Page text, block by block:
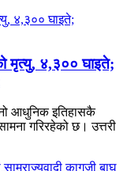
मृत्यु, ४,३०० घाइते;
आधुनिक इतिहासकै
गरिरहेको छ। उत्तरी